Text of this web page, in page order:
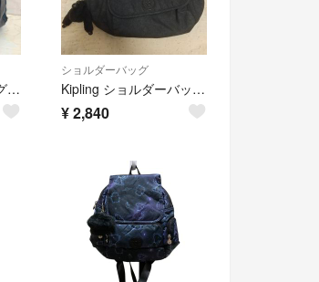
チャーム付 キプリング トートバッグ 大容量 A4収納可 ネイビー ハンドバッグ
ショルダーバッグ
Kipling ショルダーバッグ チャーム付き チャコールグレー ゴリラチャーム
¥2,840